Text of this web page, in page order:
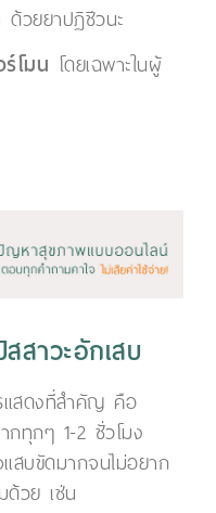
ด้วยยาปฏิชีวนะ
โมน โดยเฉพาะในผู้
สาวะอักเสบ
แสดงที่สำคัญ คือ
ทุกๆ 1-2 ชั่วโมง
สบขัดมากจนไม่อยาก
วย เช่น